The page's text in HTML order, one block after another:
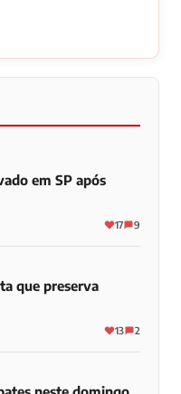
em SP após
17 9
que preserva
13 2